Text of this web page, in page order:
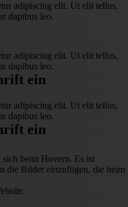
adipiscing elit. Ut elit tellus,
dapibus leo.
adipiscing elit. Ut elit tellus,
dapibus leo.
ein
adipiscing elit. Ut elit tellus,
dapibus leo.
ein
beim Hovern. Es ist
die Bilder einzufügen, die beim